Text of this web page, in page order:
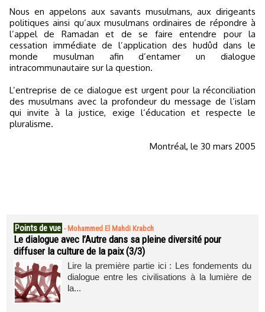
Nous en appelons aux savants musulmans, aux dirigeants
politiques ainsi qu’aux musulmans ordinaires de répondre à
l’appel de Ramadan et de se faire entendre pour la
cessation immédiate de l’application des hudûd dans le
monde musulman afin d’entamer un dialogue
intracommunautaire sur la question.
L’entreprise de ce dialogue est urgent pour la réconciliation
des musulmans avec la profondeur du message de l’islam
qui invite à la justice, exige l’éducation et respecte le
pluralisme.
Montréal, le 30 mars 2005
Points de vue - Mohammed El Mahdi Krabch
Le dialogue avec l’Autre dans sa pleine diversité pour
diffuser la culture de la paix (3/3)
Lire la première partie ici : Les fondements du
dialogue entre les civilisations à la lumière de
la...